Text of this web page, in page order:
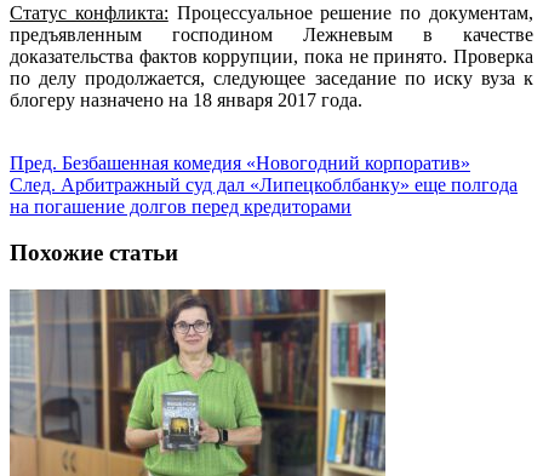
Статус конфликта: Процессуальное решение по документам,
предъявленным господином Лежневым в качестве
доказательства фактов коррупции, пока не принято. Проверка
по делу продолжается, следующее заседание по иску вуза к
блогеру назначено на 18 января 2017 года.
Пред. Безбашенная комедия «Новогодний корпоратив»
След. Арбитражный суд дал «Липецкоблбанку» еще полгода
на погашение долгов перед кредиторами
Похожие статьи